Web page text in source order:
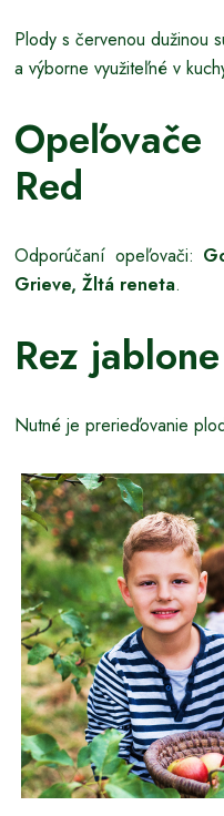
Plody s červenou dužinou
a výborne využiteľné v
Red
Odporúčaní opeľovači:
Grieve, Žltá reneta.
Rez
Nutné je prerieďovanie